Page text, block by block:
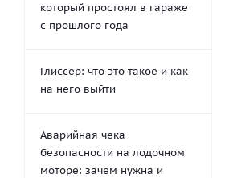
который простоял в гараже
с прошлого года
Глиссер: что это такое и как
на него выйти
Аварийная чека
безопасности на лодочном
моторе: зачем нужна и